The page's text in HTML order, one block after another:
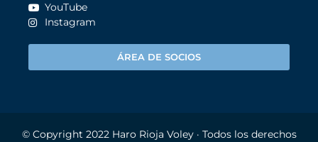
YouTube
Instagram
ÁREA DE SOCIOS
© Copyright 2022 Haro Rioja Voley· Todos los derechos